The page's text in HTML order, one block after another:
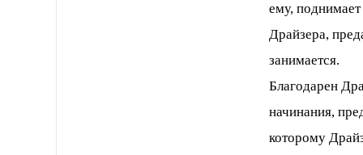
ему,
Драйзера,
занимается.
Благодарен
начинания,
которому